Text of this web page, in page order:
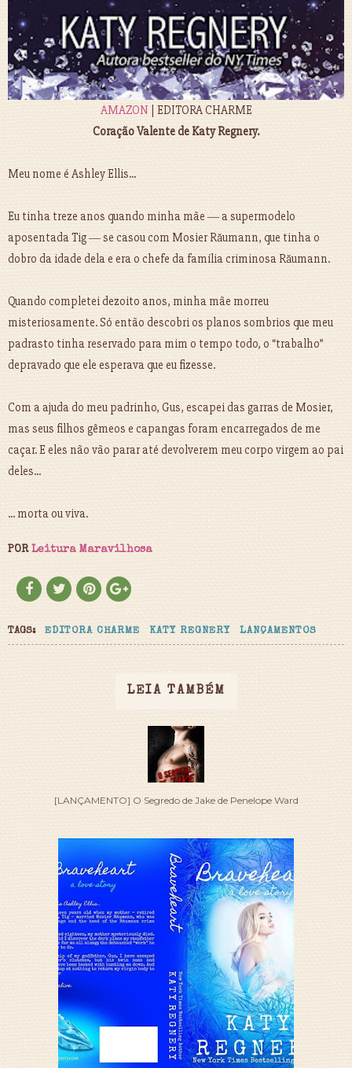
AMAZON| EDITORA CHARME
Coração Valente de Katy Regnery.
Meu nome é Ashley Ellis...
Eu tinha treze anos quando minha mãe ― a supermodelo
aposentada Tig ― se casou com Mosier Răumann, que tinha o
dobro da idade dela e era o chefe da família criminosa Răumann.
Quando completei dezoito anos, minha mãe morreu
misteriosamente. Só então descobri os planos sombrios que meu
padrasto tinha reservado para mim o tempo todo, o “trabalho”
depravado que ele esperava que eu fizesse.
Com a ajuda do meu padrinho, Gus, escapei das garras de Mosier,
mas seus filhos gêmeos e capangas foram encarregados de me
caçar. E eles não vão parar até devolverem meu corpo virgem ao pai
deles...
... morta ou viva.
POR Leitura Maravilhosa
TAGS: EDITORA CHARME KATY REGNERY LANÇAMENTOS
LEIA TAMBÉM
[LANÇAMENTO] O Segredo de Jake de Penelope Ward